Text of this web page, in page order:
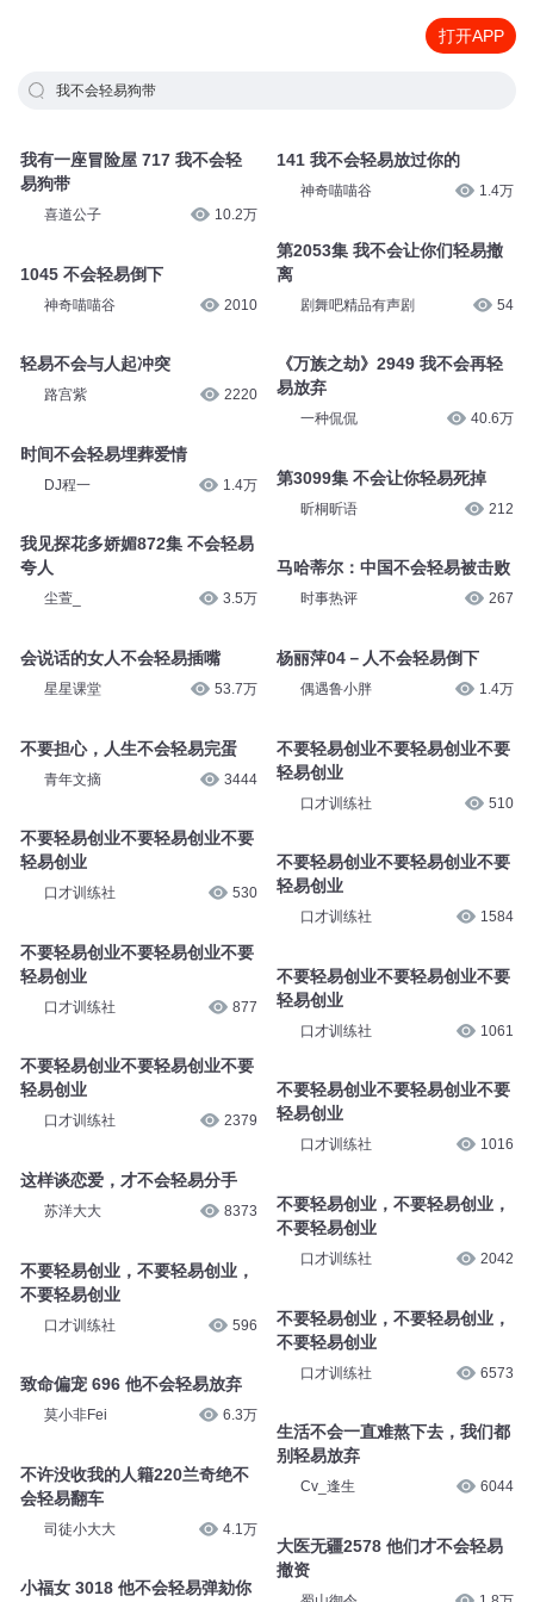
打开APP
我不会轻易狗带
我有一座冒险屋 717 我不会轻
易狗带
喜道公子 10.2万
1045 不会轻易倒下
神奇喵喵谷 2010
轻易不会与人起冲突
路宫紫 2220
时间不会轻易埋葬爱情
DJ程一 1.4万
我见探花多娇媚872集 不会轻易
夸人
尘萱_ 3.5万
会说话的女人不会轻易插嘴
星星课堂 53.7万
不要担心，人生不会轻易完蛋
青年文摘 3444
不要轻易创业不要轻易创业不要
轻易创业
口才训练社 530
不要轻易创业不要轻易创业不要
轻易创业
口才训练社 877
不要轻易创业不要轻易创业不要
轻易创业
口才训练社 2379
这样谈恋爱，才不会轻易分手
苏洋大大 8373
不要轻易创业，不要轻易创业，
不要轻易创业
口才训练社 596
致命偏宠 696 他不会轻易放弃
莫小非Fei 6.3万
不许没收我的人籍220兰奇绝不
会轻易翻车
司徒小大大 4.1万
小福女 3018 他不会轻易弹劾你
141 我不会轻易放过你的
神奇喵喵谷 1.4万
第2053集 我不会让你们轻易撤
离
剧舞吧精品有声剧 54
《万族之劫》2949 我不会再轻
易放弃
一种侃侃 40.6万
第3099集 不会让你轻易死掉
昕桐昕语 212
马哈蒂尔：中国不会轻易被击败
时事热评 267
杨丽萍04－人不会轻易倒下
偶遇鲁小胖 1.4万
不要轻易创业不要轻易创业不要
轻易创业
口才训练社 510
不要轻易创业不要轻易创业不要
轻易创业
口才训练社 1584
不要轻易创业不要轻易创业不要
轻易创业
口才训练社 1061
不要轻易创业不要轻易创业不要
轻易创业
口才训练社 1016
不要轻易创业，不要轻易创业，
不要轻易创业
口才训练社 2042
不要轻易创业，不要轻易创业，
不要轻易创业
口才训练社 6573
生活不会一直难熬下去，我们都
别轻易放弃
Cv_逢生 6044
大医无疆2578 他们才不会轻易
撤资